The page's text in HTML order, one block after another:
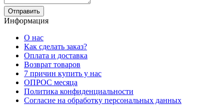
Отправить
Информация
О нас
Как сделать заказ?
Оплата и доставка
Возврат товаров
7 причин купить у нас
ОПРОС месяца
Политика конфиденциальности
Согласие на обработку персональных данных